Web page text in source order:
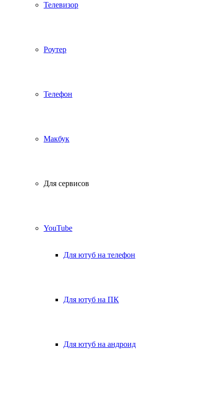
Телевизор
Роутер
Телефон
Макбук
Для сервисов
YouTube
Для ютуб на телефон
Для ютуб на ПК
Для ютуб на андроид